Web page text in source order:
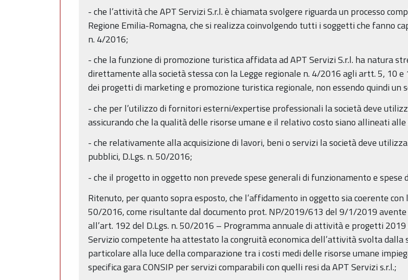
- che l’attività che APT Servizi S.r.l. è chiamata svolgere riguarda un processo
Regione Emilia-Romagna, che si realizza coinvolgendo tutti i soggetti che fanno
n. 4/2016;
- che la funzione di promozione turistica affidata ad APT Servizi S.r.l. ha natura
direttamente alla società stessa con la Legge regionale n. 4/2016 agli artt. 5, 10
dei progetti di marketing e promozione turistica regionale, non essendo quindi
- che per l’utilizzo di fornitori esterni/expertise professionali la società deve
assicurando che la qualità delle risorse umane e il relativo costo siano allineati
- che relativamente alla acquisizione di lavori, beni o servizi la società deve
pubblici, D.Lgs. n. 50/2016;
- che il progetto in oggetto non prevede spese generali di funzionamento e spese
Ritenuto, per quanto sopra esposto, che l’affidamento in oggetto sia coerente con
50/2016, come risultante dal documento prot. NP/2019/613 del 9/1/2019
all’art. 192 del D.Lgs. n. 50/2016 – Programma annuale di attività e progetti
Servizio competente ha attestato la congruità economica dell’attività svolta dalla
particolare alla luce della comparazione tra i costi medi delle risorse umane
specifica gara CONSIP per servizi comparabili con quelli resi da APT Servizi s.r.l.;